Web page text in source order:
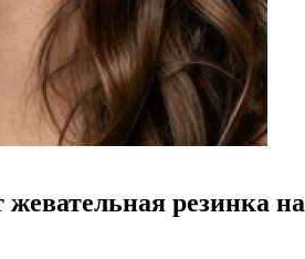
резинка на